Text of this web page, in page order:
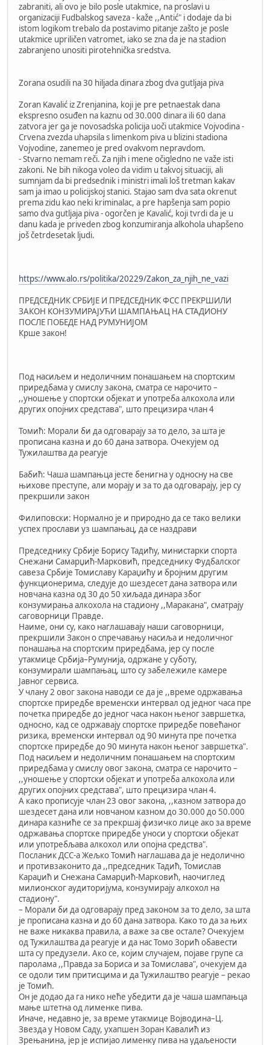
zabraniti, ali ovo je bilo posle utakmice, na proslavi u
organizaciji Fudbalskog saveza - kaže ,,Antić" i dodaje da bi
istom logikom trebalo da postavimo pitanje zašto je posle
utakmice upriličen vatromet, iako se zna da je na stadion
zabranjeno unositi pirotehnička sredstva.
Zorana osudili na 30 hiljada dinara zbog dva gutljaja piva
Zoran Kavalić iz Zrenjanina, koji je pre petnaestak dana
ekspresno osuđen na kaznu od 30.000 dinara ili 60 dana
zatvora jer ga je novosadska policija uoči utakmice Vojvodina -
Crvena zvezda uhapsila s limenkom piva u blizini stadiona
Vojvodine, zanemeo je pred ovakvom nepravdom.
- Stvarno nemam reči. Za njih i mene očigledno ne važe isti
zakoni. Ne bih nikoga voleo da vidim u takvoj situaciji, ali
sumnjam da bi predsednik i ministri imali loš tretman kakav
sam ja imao u policijskoj stanici. Stajao sam dva sata okrenut
prema zidu kao neki kriminalac, a pre hapšenja sam popio
samo dva gutljaja piva - ogorčen je Kavalić, koji tvrdi da je u
danu kada je priveden zbog konzumiranja alkohola uhapšeno
još četrdesetak ljudi.
https://www.alo.rs/politika/20229/Zakon_za_njih_ne_vazi
ПРЕДСЕДНИК СРБИЈЕ И ПРЕДСЕДНИК ФСС ПРЕКРШИЛИ
ЗАКОН КОНЗУМИРАЈУЋИ ШАМПАЊАЦ НА СТАДИОНУ
ПОСЛЕ ПОБЕДЕ НАД РУМУНИЈОМ
Крше закон!
Под насиљем и недоличним понашањем на спортским
приредбама у смислу закона, сматра се нарочито –
,,уношење у спортски објекат и употреба алкохола или
других опојних средстава", што прецизира члан 4
Томић: Морали би да одговарају за то дело, за шта је
прописана казна и до 60 дана затвора. Очекујем од
Тужилаштва да реагује
Бабић: Чаша шампањца јесте бенигна у односну на све
њихове преступе, али морају и за то да одговарају, јер су
прекршили закон
Филиповски: Нормално је и природно да се тако велики
успех прослави уз шампањац, да се наздрави
Председнику Србије Борису Тадићу, министарки спорта
Снежани Самарџић-Марковић, председнику Фудбалског
савеза Србије Томиславу Караџићу и бројним другим
функционерима, следује до шездесет дана затвора или
новчана казна од 30 до 50 хиљада динара због
конзумирања алкохола на стадиону ,,Маракана", сматрају
саговорници Правде.
Наиме, они су, како наглашавају наши саговорници,
прекршили Закон о спречавању насиља и недоличног
понашања на спортским приредбама, јер су после
утакмице Србија–Румунија, одржане у суботу,
конзумирали шампањац, што су забележиле камере
Јавног сервиса.
У члану 2 овог закона наводи се да је ,,време одржавања
спортске приредбе временски интервал од једног часа пре
почетка приредбе до једног часа након њеног завршетка,
односно, кад се одржавају спортске приредбе повећаног
ризика, временски интервал од 90 минута пре почетка
спортске приредбе до 90 минута након њеног завршетка".
Под насиљем и недоличним понашањем на спортским
приредбама у смислу овог закона, сматра се нарочито –
,,уношење у спортски објекат и употреба алкохола или
других опојних средстава", што прецизира члан 4.
А како прописује члан 23 овог закона, ,,казном затвора до
шездесет дана или новчаном казном до 30.000 до 50.000
динара казниће се за прекршај физичко лице ако за време
одржавања спортске приредбе уноси у спортски објекат
или употребљава алкохол или опојна средства".
Посланик ДСС-а Жељко Томић наглашава да је недолично
и противзаконито да ,,председник Тадић, Томислав
Караџић и Снежана Самарџић-Марковић, наочиглед
милионског аудиторијума, конзумирају алкохол на
стадиону".
– Морали би да одговарају пред законом за то дело, за шта
је прописана казна и до 60 дана затвора. Како то да за њих
не важе никаква правила, а важе за све остале? Очекујем
од Тужилаштва да реагује и да нас Томо Зорић обавести
шта су предузели. Ако се, којим случајем, појаве групе са
паролама ,,Правда за Бориса и за Томислава", очекујем да
се одоли тим притисцима и да Тужилаштво реагује – рекао
је Томић.
Он је додао да га нико неће убедити да је чаша шампањца
мање штетна од лименке пива.
Иначе, недавно је, за време утакмице Војводина–Ц.
Звезда у Новом Саду, ухапшен Зоран Кавалић из
Зрењанина, јер је испијао лименку пива на удаљености